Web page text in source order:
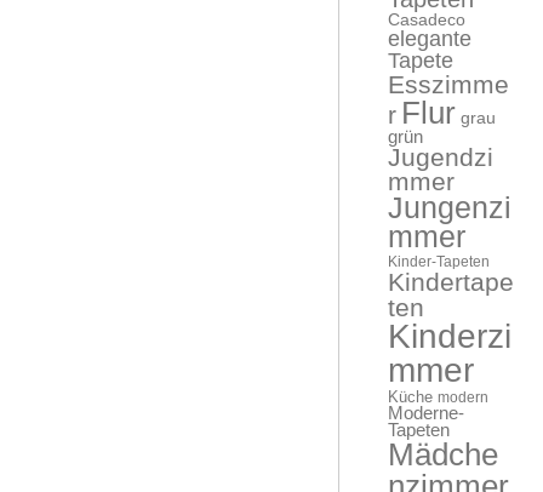
Casadeco
elegante
Tapete
Esszimme
r Flur grau
grün
Jugendzi
mmer
Jungenzi
mmer
Kinder-Tapeten
Kindertape
ten
Kinderzi
mmer
Küche modern
Moderne-
Tapeten
Mädche